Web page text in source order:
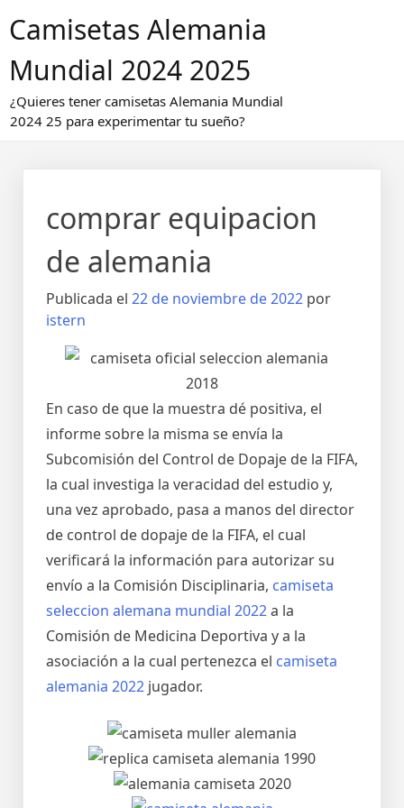
alCamisetas Alemania
Mundial 2024 2025
¿Quieres tener camisetas Alemania Mundial
2024 25 para experimentar tu sueño?
comprar equipacion
de alemania
Publicada el 22 de noviembre de 2022 por
istern
En caso de que la muestra dé positiva, el
informe sobre la misma se envía la
Subcomisión del Control de Dopaje de la FIFA,
la cual investiga la veracidad del estudio y,
una vez aprobado, pasa a manos del director
de control de dopaje de la FIFA, el cual
verificará la información para autorizar su
envío a la Comisión Disciplinaria, camiseta
seleccion alemana mundial 2022a la
Comisión de Medicina Deportiva y a la
asociación a la cual pertenezca el camiseta
alemania 2022 jugador.